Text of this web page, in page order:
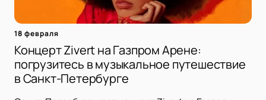
18 февраля
Концерт Zivert на Газпром Арене:
погрузитесь в музыкальное путешествие
в Санкт-Петербурге